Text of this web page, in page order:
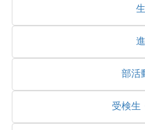
部活
受検生